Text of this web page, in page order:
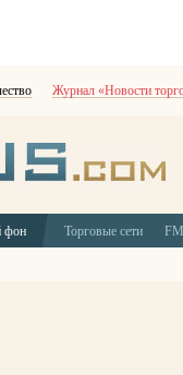
Журнал «Новости
фон Торговые сети